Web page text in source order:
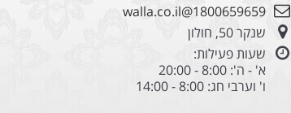
1800659659@walla.co.il
שנקר 50, חולון
שעות פעילות:
א' - ה': 8:00 - 20:00
ו' וערבי חג: 8:00 - 14:00